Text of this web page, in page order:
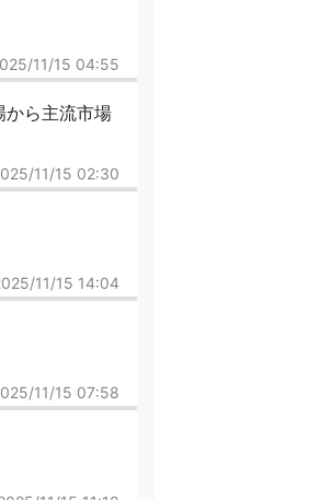
11/15 04:55
から主流市場
11/15 02:30
11/15 14:04
11/15 07:58